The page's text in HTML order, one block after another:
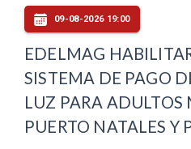
09-08-2026 19:00
EDELMAG
SISTEMA DE PAGO
LUZ PARA ADULTOS
PUERTO NATALES Y